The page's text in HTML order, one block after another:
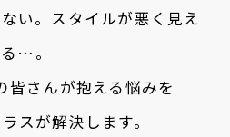
い。スタイルが悪く見え
る…。
皆さんが抱える悩みを
スが解決します。